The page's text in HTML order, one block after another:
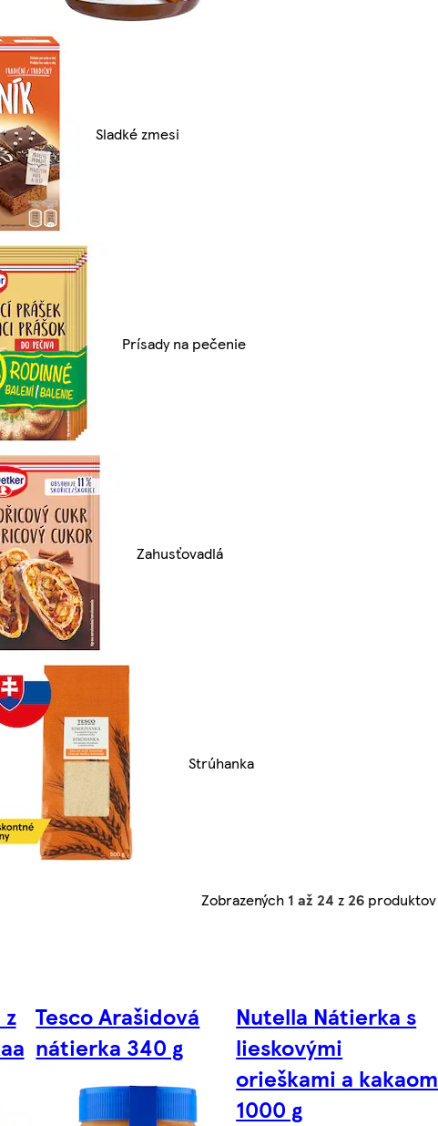
Sladké zmesi
Prísady na pečenie
Zahusťovadlá
Strúhanka
Zobrazených 1 až 24 z 26 produktov
Tesco Arašidová
nátierka 340 g
Nutella Nátierka s
lieskovými
orieškami a kakaom
1000 g